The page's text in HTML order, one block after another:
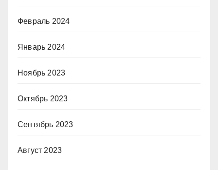
Февраль 2024
Январь 2024
Ноябрь 2023
Октябрь 2023
Сентябрь 2023
Август 2023